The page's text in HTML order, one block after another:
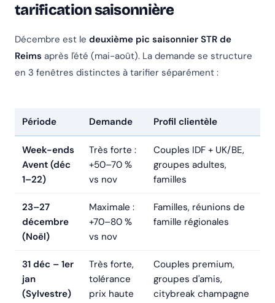
tarification saisonnière
Décembre est le deuxième pic saisonnier STR de
Reims après l'été (mai-août). La demande se structure
en 3 fenêtres distinctes à tarifier séparément :
Période Demande Profil clientèle
Week-ends
Avent (déc
1–22)
Très forte :
+50–70 %
vs nov
Couples IDF + UK/BE,
groupes adultes,
familles
23–27
décembre
(Noël)
Maximale :
+70–80 %
vs nov
Familles, réunions de
famille régionales
31 déc – 1er
jan
(Sylvestre)
Très forte,
tolérance
prix haute
Couples premium,
groupes d'amis,
citybreak champagne